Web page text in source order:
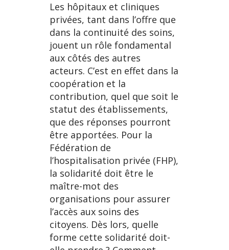
Les hôpitaux et cliniques
privées, tant dans l’offre que
dans la continuité des soins,
jouent un rôle fondamental
aux côtés des autres
acteurs. C’est en effet dans la
coopération et la
contribution, quel que soit le
statut des établissements,
que des réponses pourront
être apportées. Pour la
Fédération de
l’hospitalisation privée (FHP),
la solidarité doit être le
maître-mot des
organisations pour assurer
l’accès aux soins des
citoyens. Dès lors, quelle
forme cette solidarité doit-